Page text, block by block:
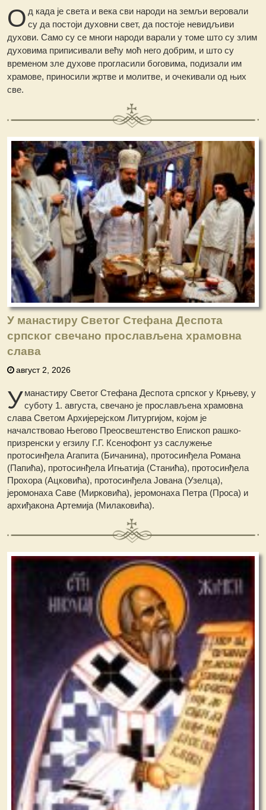
О д када је света и века сви народи на земљи веровали
су да постоји духовни свет, да постоје невидљиви
духови. Само су се многи народи варали у томе што су злим
духовима приписивали већу моћ него добрим, и што су
временом зле духове прогласили боговима, подизали им
храмове, приносили жртве и молитве, и очекивали од њих
све.
У манастиру Светог Стефана Деспота
српског свечано прослављена храмовна
слава
август 2, 2026
Уманастиру Светог Стефана Деспота српског у Крњеву, у
суботу 1. августа, свечано је прослављена храмовна
слава Светом Архијерејском Литургијом, којом је
началствовао Његово Преосвештенство Eпископ рашко-
призренски у егзилу Г.Г. Ксенофонт уз саслужење
протосинђела Агапита (Бичанина), протосинђела Романа
(Папића), протосинђела Игњатија (Станића), протосинђела
Прохора (Ацковића), протосинђела Јована (Узелца),
јеромонаха Саве (Мирковића), јеромонаха Петра (Проса) и
архиђакона Артемија (Милаковића).